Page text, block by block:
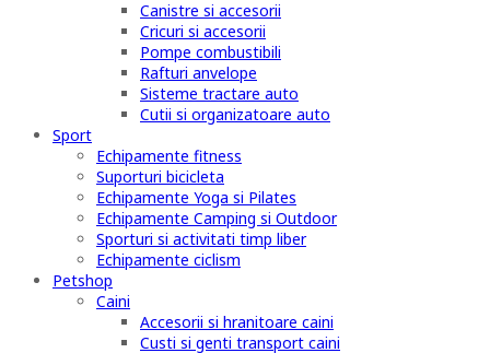
Canistre si accesorii
Cricuri si accesorii
Pompe combustibili
Rafturi anvelope
Sisteme tractare auto
Cutii si organizatoare auto
Sport
Echipamente fitness
Suporturi bicicleta
Echipamente Yoga si Pilates
Echipamente Camping si Outdoor
Sporturi si activitati timp liber
Echipamente ciclism
Petshop
Caini
Accesorii si hranitoare caini
Custi si genti transport caini